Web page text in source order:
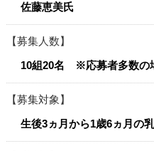
佐藤恵美氏
募集人数
10組20名 ※応募者多数の
募集対象
生後3ヵ月から1歳6ヵ月の